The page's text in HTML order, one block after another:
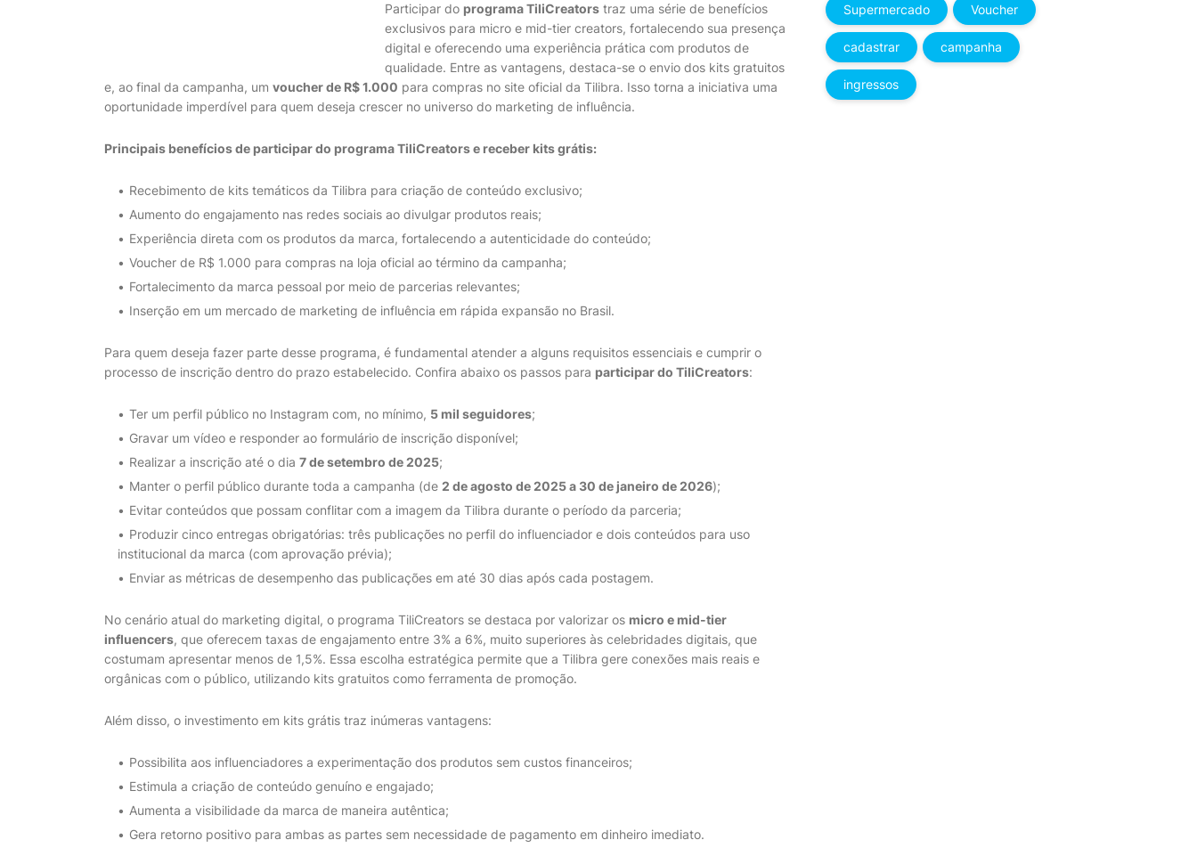
Participar do programa TiliCreators traz uma série de benefícios
exclusivos para micro e mid-tier creators, fortalecendo sua presença
digital e oferecendo uma experiência prática com produtos de
qualidade. Entre as vantagens, destaca-se o envio dos kits gratuitos
e, ao final da campanha, um voucher de R$ 1.000 para compras no site oficial da Tilibra. Isso torna a iniciativa uma
oportunidade imperdível para quem deseja crescer no universo do marketing de influência.
Principais benefícios de participar do programa TiliCreators e receber kits grátis:
Recebimento de kits temáticos da Tilibra para criação de conteúdo exclusivo;
Aumento do engajamento nas redes sociais ao divulgar produtos reais;
Experiência direta com os produtos da marca, fortalecendo a autenticidade do conteúdo;
Voucher de R$ 1.000 para compras na loja oficial ao término da campanha;
Fortalecimento da marca pessoal por meio de parcerias relevantes;
Inserção em um mercado de marketing de influência em rápida expansão no Brasil.
Para quem deseja fazer parte desse programa, é fundamental atender a alguns requisitos essenciais e cumprir o
processo de inscrição dentro do prazo estabelecido. Confira abaixo os passos para participar do TiliCreators:
Ter um perfil público no Instagram com, no mínimo, 5 mil seguidores;
Gravar um vídeo e responder ao formulário de inscrição disponível;
Realizar a inscrição até o dia 7 de setembro de 2025;
Manter o perfil público durante toda a campanha (de 2 de agosto de 2025 a 30 de janeiro de 2026);
Evitar conteúdos que possam conflitar com a imagem da Tilibra durante o período da parceria;
Produzir cinco entregas obrigatórias: três publicações no perfil do influenciador e dois conteúdos para uso
institucional da marca (com aprovação prévia);
Enviar as métricas de desempenho das publicações em até 30 dias após cada postagem.
No cenário atual do marketing digital, o programa TiliCreators se destaca por valorizar os micro e mid-tier
influencers, que oferecem taxas de engajamento entre 3% a 6%, muito superiores às celebridades digitais, que
costumam apresentar menos de 1,5%. Essa escolha estratégica permite que a Tilibra gere conexões mais reais e
orgânicas com o público, utilizando kits gratuitos como ferramenta de promoção.
Além disso, o investimento em kits grátis traz inúmeras vantagens:
Possibilita aos influenciadores a experimentação dos produtos sem custos financeiros;
Estimula a criação de conteúdo genuíno e engajado;
Aumenta a visibilidade da marca de maneira autêntica;
Gera retorno positivo para ambas as partes sem necessidade de pagamento em dinheiro imediato.
Supermercado Voucher
cadastrar campanha
ingressos